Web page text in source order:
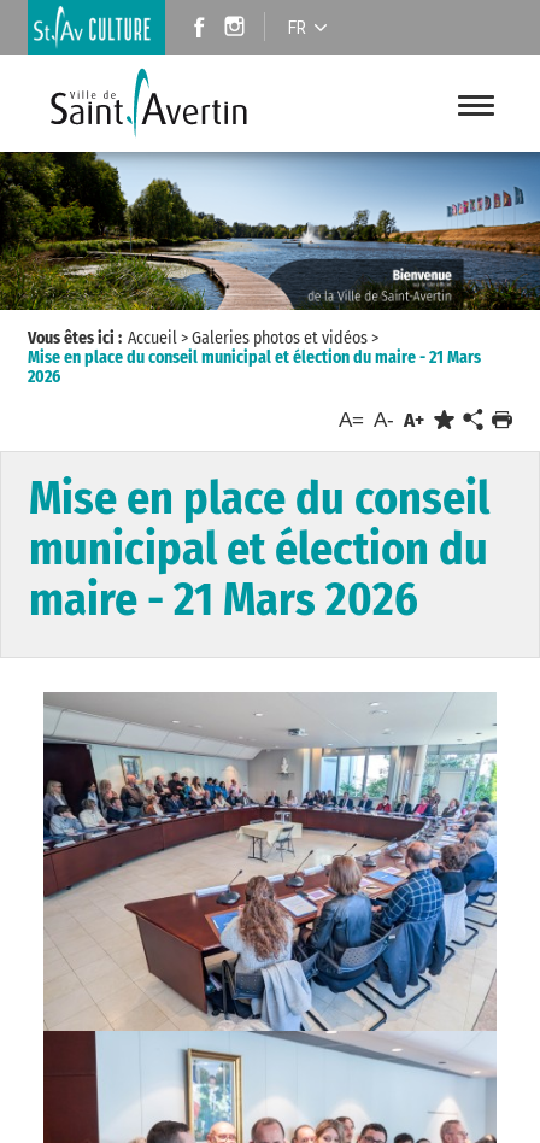
FR
Vous êtes ici : Accueil>Galeries photos et vidéos>
Mise en place du conseil municipal et élection du maire - 21 Mars
2026
A= A- A+
Mise en place du conseil
municipal et élection du
maire - 21 Mars 2026